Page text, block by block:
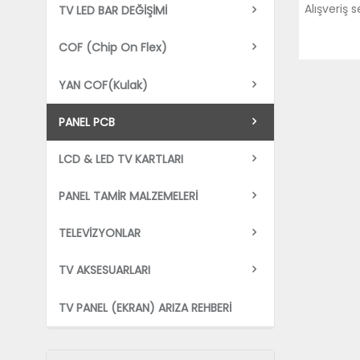
TV LED BAR DEĞİŞİMİ
COF (Chip On Flex)
YAN COF(Kulak)
PANEL PCB
LCD & LED TV KARTLARI
PANEL TAMİR MALZEMELERİ
TELEVİZYONLAR
TV AKSESUARLARI
TV PANEL (EKRAN) ARIZA REHBERİ
Alışveriş